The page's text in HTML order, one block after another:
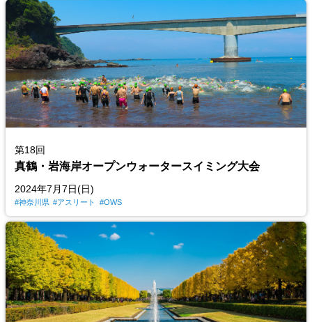
第18回
真鶴・岩海岸オープンウォータースイミング大会
2024年7月7日(日)
神奈川県 アスリート OWS